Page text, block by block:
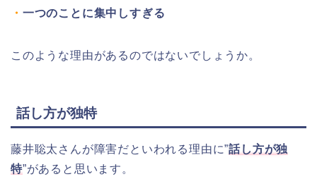
・ 一つのことに集中しすぎる
このような理由があるのではないでしょうか。
話し方が独特
藤井聡太さんが障害だといわれる理由に”話し方が独
特”があると思います。